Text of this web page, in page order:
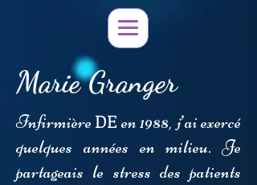
Marie Granger
Infirmière DEen 1988, j’ai exercé
quelques années en milieu. Je
partageais le stress des patients